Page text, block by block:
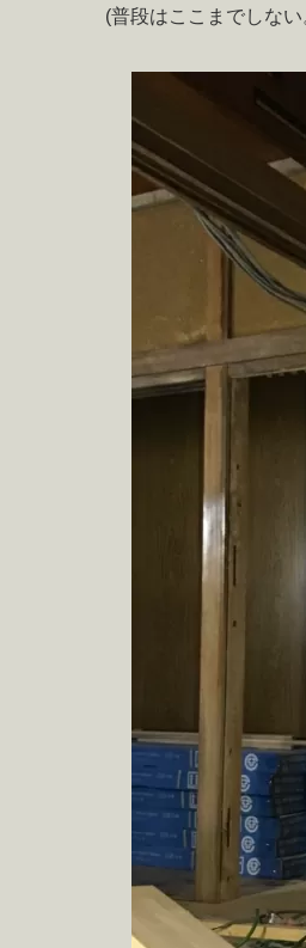
(普段はここまでしな